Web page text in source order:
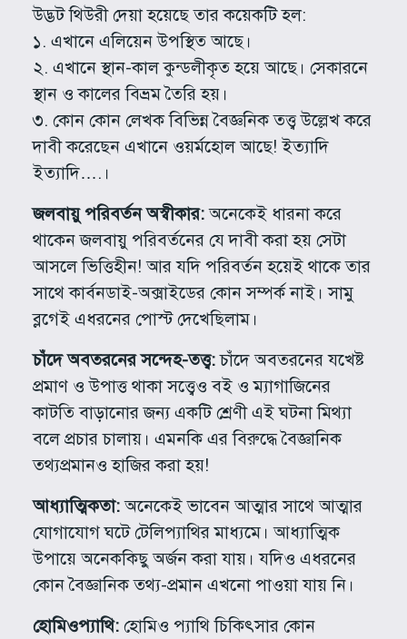
উদ্ভট থিউরী দেয়া হয়েছে তার কয়েকটি হল:
১. এখানে এলিয়েন উপস্থিত আছে।
২. এখানে স্থান-কাল কুন্ডলীকৃত হয়ে আছে। সেকারনে
স্থান ও কালের বিভ্রম তৈরি হয়।
৩. কোন কোন লেখক বিভিন্ন বৈজ্ঞনিক তত্ত্ব উল্লেখ করে
দাবী করেছেন এখানে ওয়র্মহোল আছে! ইত্যাদি
ইত্যাদি….।
জলবায়ু পরিবর্তন অস্বীকার:অনেকেই ধারনা করে
থাকেন জলবায়ু পরিবর্তনের যে দাবী করা হয় সেটা
আসলে ভিত্তিহীন! আর যদি পরিবর্তন হয়েই থাকে তার
সাথে কার্বনডাই-অক্সাইডের কোন সম্পর্ক নাই। সামু
ব্লগেই এধরনের পোস্ট দেখেছিলাম।
চাঁদে অবতরনের সন্দেহ-তত্ত্ব:চাঁদে অবতরনের যখেষ্ট
প্রমাণ ও উপাত্ত থাকা সত্ত্বেও বই ও ম্যাগাজিনের
কাটতি বাড়ানোর জন্য একটি শ্রেণী এই ঘটনা মিথ্যা
বলে প্রচার চালায়। এমনকি এর বিরুদ্ধে বৈজ্ঞানিক
তথ্যপ্রমানও হাজির করা হয়!
আধ্যাত্মিকতা:অনেকেই ভাবেন আত্মার সাথে আত্মার
যোগাযোগ ঘটে টেলিপ্যাথির মাধ্যমে। আধ্যাত্মিক
উপায়ে অনেককিছু অর্জন করা যায়। যদিও এধরনের
কোন বৈজ্ঞানিক তথ্য-প্রমান এখনো পাওয়া যায় নি।
হোমিওপ্যাথি:হোমিও প্যাথি চিকিৎসার কোন